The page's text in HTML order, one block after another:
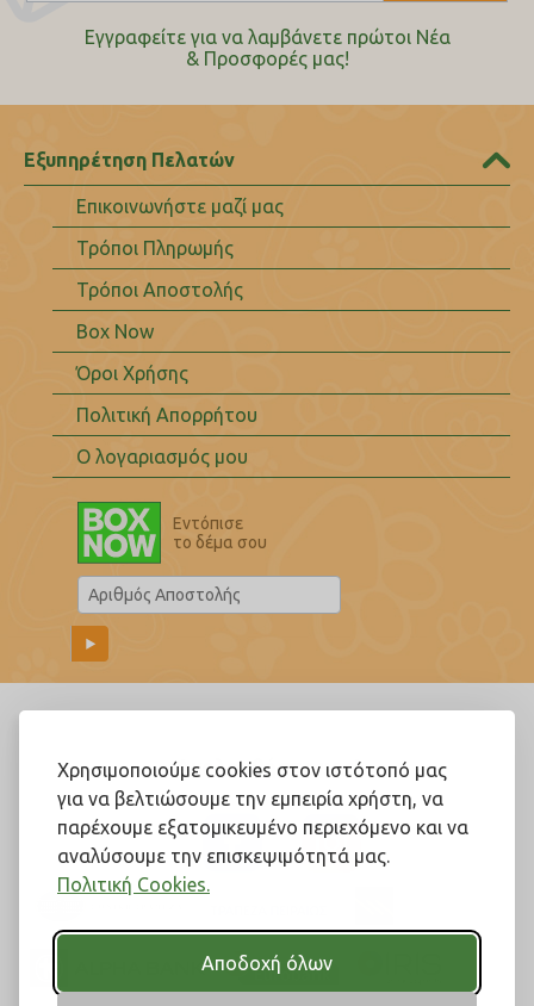
Χρησιμοποιούμε cookies στον ιστότοπό μας
για να βελτιώσουμε την εμπειρία χρήστη, να
παρέχουμε εξατομικευμένο περιεχόμενο και να
αναλύσουμε την επισκεψιμότητά μας.
Πολιτική Cookies.
Αποδοχή όλων
Εγγραφείτε για να λαμβάνετε πρώτοι Nέα
& Προσφορές μας!
Εξυπηρέτηση Πελατών
Επικοινωνήστε μαζί μας
Τρόποι Πληρωμής
Τρόποι Αποστολής
Box Now
Όροι Χρήσης
Πολιτική Απορρήτου
Ο λογαριασμός μου
Εντόπισε
το δέμα σου
Ακολουθήστε μας!